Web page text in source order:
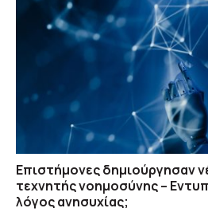
Επιστήμονες δημιούργησαν
τεχνητής νοημοσύνης –
λόγος ανησυχίας;